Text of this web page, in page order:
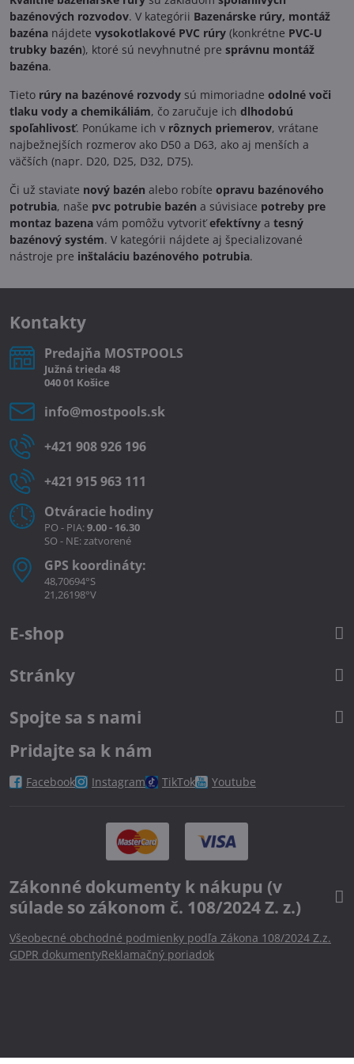
bazénových rozvodov. V kategórii Bazenárske rúry, montáž
bazéna nájdete vysokotlakové PVC rúry (konkrétne PVC-U
trubky bazén), ktoré sú nevyhnutné pre správnu montáž
bazéna.
Tieto rúry na bazénové rozvody sú mimoriadne odolné voči
tlaku vody a chemikáliám, čo zaručuje ich dlhodobú
spoľahlivosť. Ponúkame ich v rôznych priemerov, vrátane
najbežnejších rozmerov ako D50 a D63, ako aj menších a
väčších (napr. D20, D25, D32, D75).
Či už staviate nový bazén alebo robíte opravu bazénového
potrubia, naše pvc potrubie bazén a súvisiace potreby pre
montaz bazena vám pomôžu vytvoriťefektívny a tesný
bazénový systém. V kategórii nájdete aj špecializované
nástroje pre inštaláciu bazénového potrubia.
Kontakty
Predajňa MOSTPOOLS
Južná trieda 48
040 01 Košice
info​@mostpools​.sk
+421 908 926 196
+421 915 963 111
Otváracie hodiny
PO - PIA:9.00 - 16.30
SO - NE: zatvorené
GPS koordináty:
48,70694°S
21,26198°V
E-shop
Stránky
Spojte sa s nami
Pridajte sa k nám
Facebook Instagram TikTok Youtube
Zákonné dokumenty k nákupu (v
súlade so zákonom č. 108/2024 Z. z.)
Všeobecné obchodné podmienky podľa Zákona 108/2024 Z.z.
GDPR dokumentyReklamačný poriadok